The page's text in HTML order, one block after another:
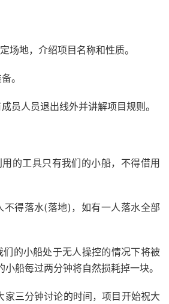
场地，介绍项目名称和性质。
。
员人员退出线外并讲解项目规则。
的工具只有我们的小船，不得借用
不得落水(落地)，如有一人落水全部
的小船处于无人操控的情况下将被
船每过两分钟将自然损耗掉一块。
三分钟讨论的时间，项目开始祝大